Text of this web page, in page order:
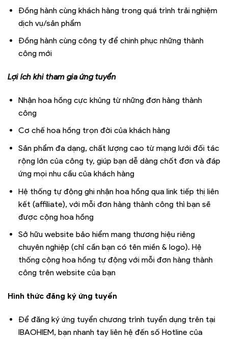
Đồng hành cùng khách hàng trong quá trình trải nghiệm
dịch vụ/sản phẩm
Đồng hành cùng công ty để chinh phục những thành
công mới
Lợi ích khi tham gia ứng tuyển
Nhận hoa hồng cực khủng từ những đơn hàng thành
công
Cơ chế hoa hồng trọn đời của khách hàng
Sản phẩm đa dạng, chất lượng cao từ mạng lưới đối tác
rộng lớn của công ty, giúp bạn dễ dàng chốt đơn và đáp
ứng mọi nhu cầu của khách hàng
Hệ thống tự động ghi nhận hoa hồng qua link tiếp thị liên
kết (affiliate), với mỗi đơn hàng thành công thì bạn sẽ
được cộng hoa hồng
Sở hữu website bảo hiểm mang thương hiệu riêng
chuyên nghiệp (chỉ cần bạn có tên miền & logo). Hệ
thống cộng hoa hồng tự động với mỗi đơn hàng thành
công trên website của bạn
Hình thức đăng ký ứng tuyển
Để đăng ký ứng tuyển chương trình tuyển dụng trên tại
IBAOHIEM, bạn nhanh tay liên hệ đến số Hotline của